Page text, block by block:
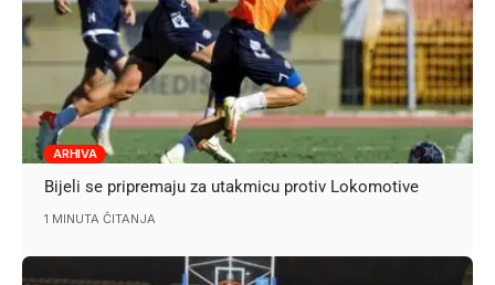
ARHIVA
Bijeli se pripremaju za utakmicu protiv Lokomotive
1 MINUTA ČITANJA